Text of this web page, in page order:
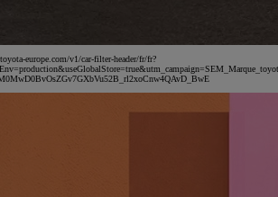
europe.com/v1/car-filter-header/fr/fr?